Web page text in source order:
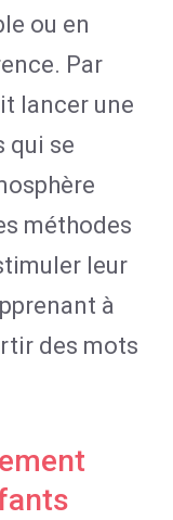
ou en
Par
lancer une
qui se
méthodes
leur
à
des mots